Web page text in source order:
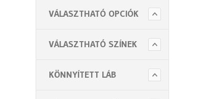
VÁLASZTHATÓ OPCIÓK
VÁLASZTHATÓ SZÍNEK
KÖNNYÍTETT LÁB